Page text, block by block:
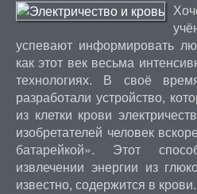
успевают информировать
как этот век весьма
технологиях. В своё
разработали устройство,
из клетки крови
изобретателей человек
батарейкой». Этот
извлечении энергии из
известно, содержится в крови.